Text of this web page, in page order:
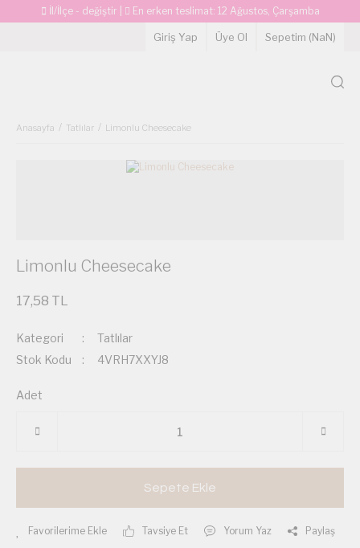
İl/İlçe - değiştir En erken teslimat: 12 Ağustos, Çarşamba
Giriş Yap Üye Ol Sepetim (NaN)
Anasayfa Tatlılar Limonlu Cheesecake
Limonlu Cheesecake
17,58 TL
Kategori
Tatlılar
Stok Kodu
4VRH7XXYJ8
Adet
Sepete Ekle
Tavsiye Et Yorum Yaz Paylaş